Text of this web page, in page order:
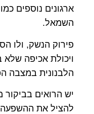
ארגונים נוספים
השמאל.
פירוק הנשק, ולו
ויכולת אכיפה
הלבנונית במצבה
יש הרואים בביקור
להציל את